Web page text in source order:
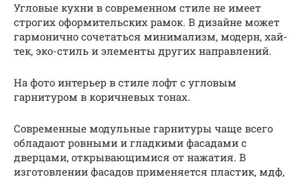
Угловые кухни в современном стиле не имеет
строгих оформительских рамок. В дизайне может
гармонично сочетаться минимализм, модерн, хай-
тек, эко-стиль и элементы других направлений.
На фото интерьер в стиле лофт с угловым
гарнитуром в коричневых тонах.
Современные модульные гарнитуры чаще всего
обладают ровными и гладкими фасадами с
дверцами, открывающимися от нажатия. В
изготовлении фасадов применяется пластик, мдф,